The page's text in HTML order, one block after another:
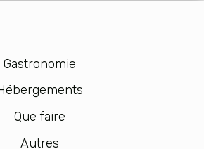
Gastronomie
Que faire
Autres